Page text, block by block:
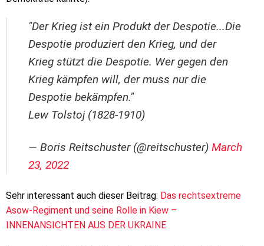
"Der Krieg ist ein Produkt der Despotie...Die
Despotie produziert den Krieg, und der
Krieg stützt die Despotie. Wer gegen den
Krieg kämpfen will, der muss nur die
Despotie bekämpfen."
Lew Tolstoj (1828-1910)
— Boris Reitschuster (@reitschuster) March
23, 2022
Sehr interessant auch dieser Beitrag: Das rechtsextreme
Asow-Regiment und seine Rolle in Kiew –
INNENANSICHTEN AUS DER UKRAINE